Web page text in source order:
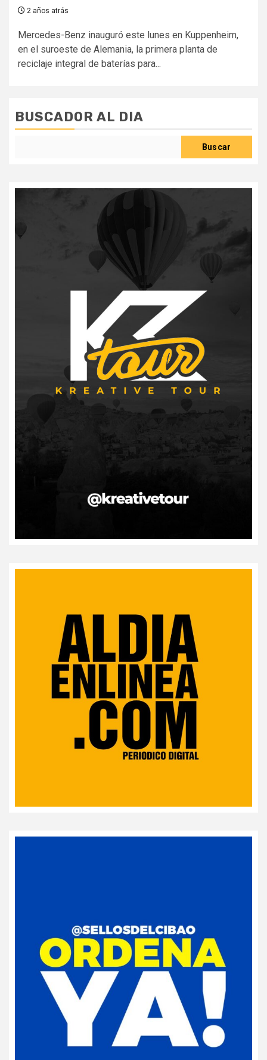
2 años atrás
Mercedes-Benz inauguró este lunes en Kuppenheim,
en el suroeste de Alemania, la primera planta de
reciclaje integral de baterías para...
BUSCADOR AL DIA
Buscar